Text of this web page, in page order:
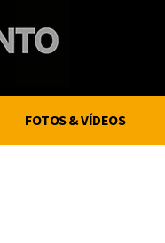
FOTOS & VÍDEOS